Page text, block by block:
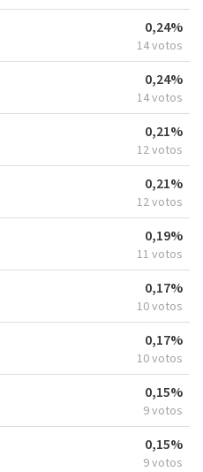
0,24%
14 votos
0,24%
14 votos
0,21%
12 votos
0,21%
12 votos
0,19%
11 votos
0,17%
10 votos
0,17%
10 votos
0,15%
9 votos
0,15%
9 votos